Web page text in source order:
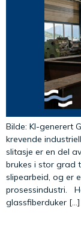
Bilde: KI-generert
krevende
slitasje er en del
brukes i stor grad
slipearbeid, og er
prosessindustri.
glassfiberduker […]